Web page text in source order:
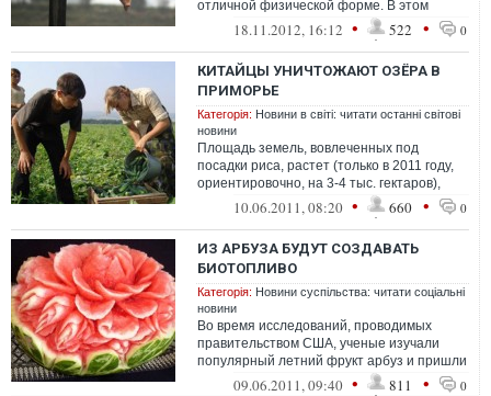
отличной физической форме. В этом
убежден китайский фермер Хуань Демин
18.11.2012, 16:12 • 522 • 0
КИТАЙЦЫ УНИЧТОЖАЮТ ОЗЁРА В
ПРИМОРЬЕ
Категорія: Новини в світі: читати останні світові
новини
Площадь земель, вовлеченных под
посадки риса, растет (только в 2011 году,
ориентировочно, на 3-4 тыс. гектаров),
увеличивается экологический прессинг ...
10.06.2011, 08:20 • 660 • 0
ИЗ АРБУЗА БУДУТ СОЗДАВАТЬ
БИОТОПЛИВО
Категорія: Новини суспільства: читати соціальні
новини
Во время исследований, проводимых
правительством США, ученые изучали
популярный летний фрукт арбуз и пришли
к выводу, что ненужные арбу...
09.06.2011, 09:40 • 811 • 0